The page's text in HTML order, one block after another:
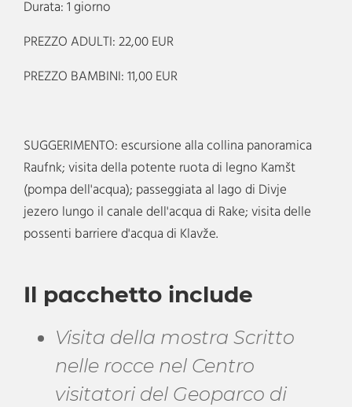
Durata: 1 giorno
PREZZO ADULTI: 22,00 EUR
PREZZO BAMBINI: 11,00 EUR
SUGGERIMENTO: escursione alla collina panoramica
Raufnk; visita della potente ruota di legno Kamšt
(pompa dell'acqua); passeggiata al lago di Divje
jezero lungo il canale dell'acqua di Rake; visita delle
possenti barriere d'acqua di Klavže.
Il pacchetto include
Visita della mostra Scritto
nelle rocce nel Centro
visitatori del Geoparco di